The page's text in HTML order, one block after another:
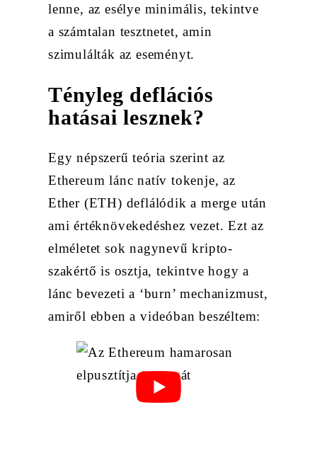
lenne, az esélye minimális, tekintve
a számtalan tesztnetet, amin
szimulálták az eseményt.
Tényleg deflációs
hatásai lesznek?
Egy népszerű teória szerint az
Ethereum lánc natív tokenje, az
Ether (ETH) deflálódik a merge után
ami értéknövekedéshez vezet. Ezt az
elméletet sok nagynevű kripto-
szakértő is osztja, tekintve hogy a
lánc bevezeti a ‘burn’ mechanizmust,
amiről ebben a videóban beszéltem: